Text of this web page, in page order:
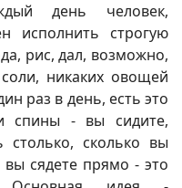
день человек,
исполнить строгую
рис, дал, возможно,
никаких овощей
раз в день, есть это
спины - вы сидите,
столько, сколько вы
сядете прямо - это